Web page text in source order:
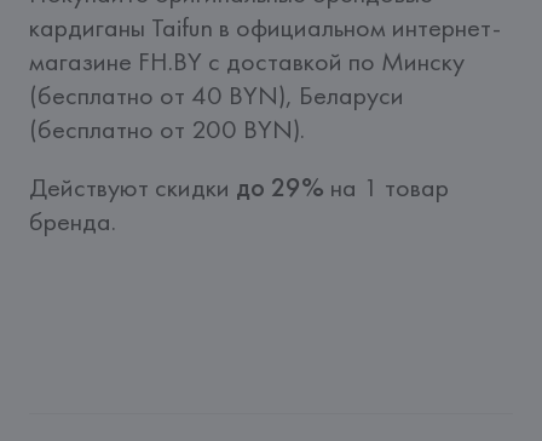
кардиганы Taifun в официальном интернет-
магазине FH.BY c доставкой по Минску
(бесплатно от 40 BYN), Беларуси
(бесплатно от 200 BYN).
Действуют скидки до 29% на 1 товар
бренда.